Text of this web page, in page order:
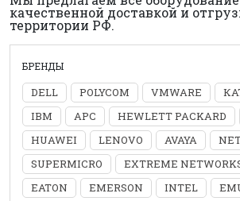
качественной доставкой и
территории РФ.
БРЕНДЫ
DELL POLYCOM VMWARE
IBM
APC HEWLETT PACKARD
HUAWEI
LENOVO AVAYA
SUPERMICRO
EXTREME
EATON
EMERSON INTEL